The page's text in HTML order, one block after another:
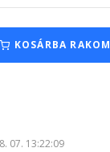
KOSÁRBA RAKOM
07. 13:22:09